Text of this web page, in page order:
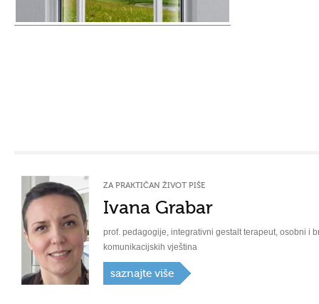
ZA PRAKTIČAN ŽIVOT PIŠE
Ivana Grabar
prof. pedagogije, integrativni gestalt terapeut, osobni i
komunikacijskih vještina
saznajte više